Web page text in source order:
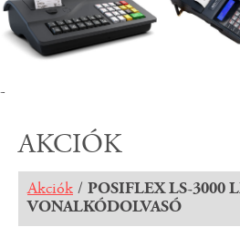
-
AKCIÓK
Akciók / POSIFLEX LS-3000
VONALKÓDOLVASÓ